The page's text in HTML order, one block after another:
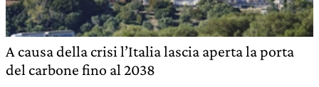
A causa della crisi l’Italia lascia aperta la porta
del carbone fino al 2038